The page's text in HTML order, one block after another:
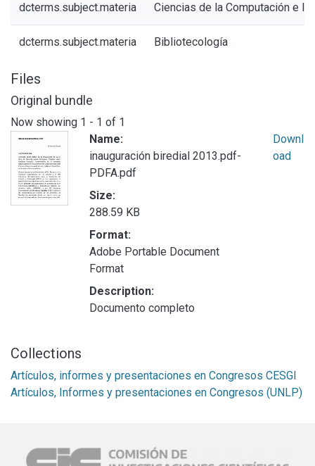
dcterms.subject.materia Ciencias de la Computación e
dcterms.subject.materia Bibliotecología
Files
Original bundle
Now showing 1 - 1 of 1
Name:
inauguración biredial 2013.pdf-
PDFA.pdf
Size:
288.59 KB
Format:
Adobe Portable Document
Format
Description:
Documento completo
Downl
oad
Collections
Artículos, informes y presentaciones en Congresos CESGI
Artículos, Informes y presentaciones en Congresos (UNLP)